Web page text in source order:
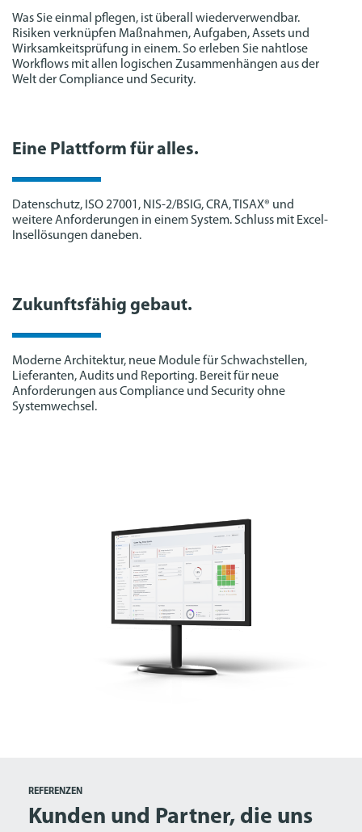
Was Sie einmal pflegen, ist überall wiederverwendbar.
Risiken verknüpfen Maßnahmen, Aufgaben, Assets und
Wirksamkeitsprüfung in einem. So erleben Sie nahtlose
Workflows mit allen logischen Zusammenhängen aus der
Welt der Compliance und Security.
Eine Plattform für alles.
Datenschutz, ISO 27001, NIS-2/BSIG, CRA, TISAX® und
weitere Anforderungen in einem System. Schluss mit Excel-
Insellösungen daneben.
Zukunftsfähig gebaut.
Moderne Architektur, neue Module für Schwachstellen,
Lieferanten, Audits und Reporting. Bereit für neue
Anforderungen aus Compliance und Security ohne
Systemwechsel.
REFERENZEN
Kunden und Partner, die uns